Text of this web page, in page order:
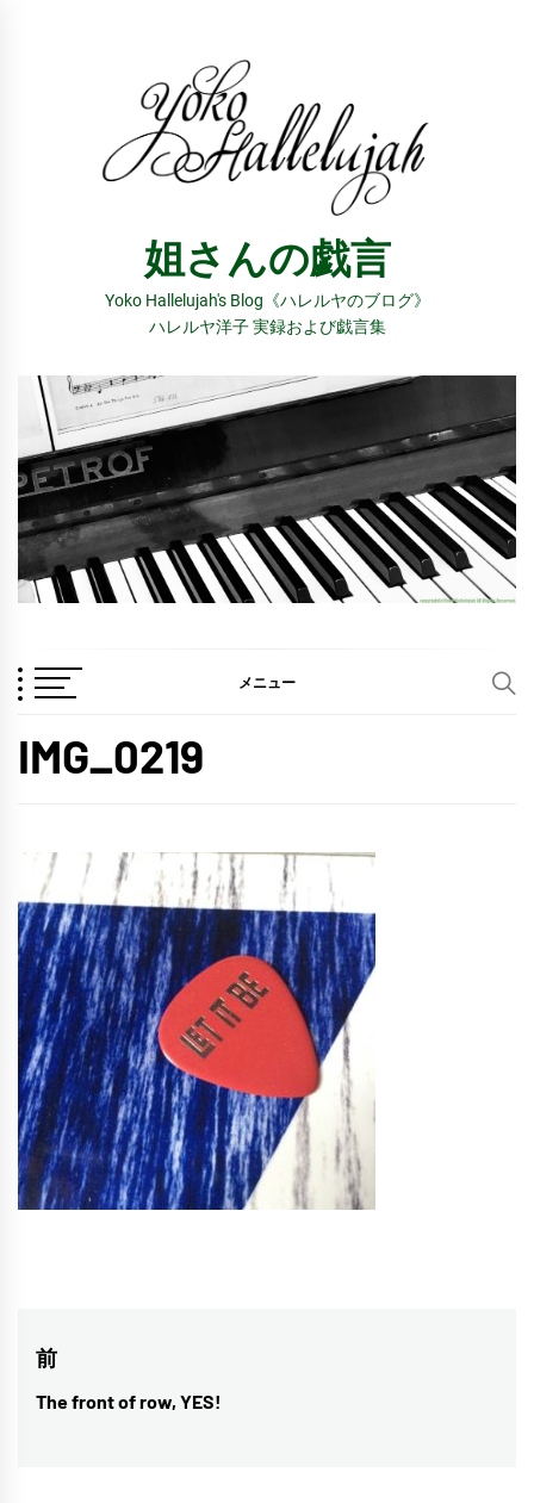
姐さんの戯言
Yoko Hallelujah's Blog《ハレルヤのブログ》
ハレルヤ洋子 実録および戯言集
メニュー
IMG_0219
投
稿
前
前
The front of row, YES!